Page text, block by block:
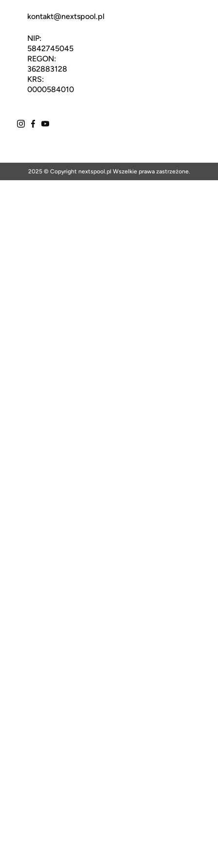
kontakt@nextspool.pl
NIP:
5842745045
REGON:
362883128
KRS:
0000584010